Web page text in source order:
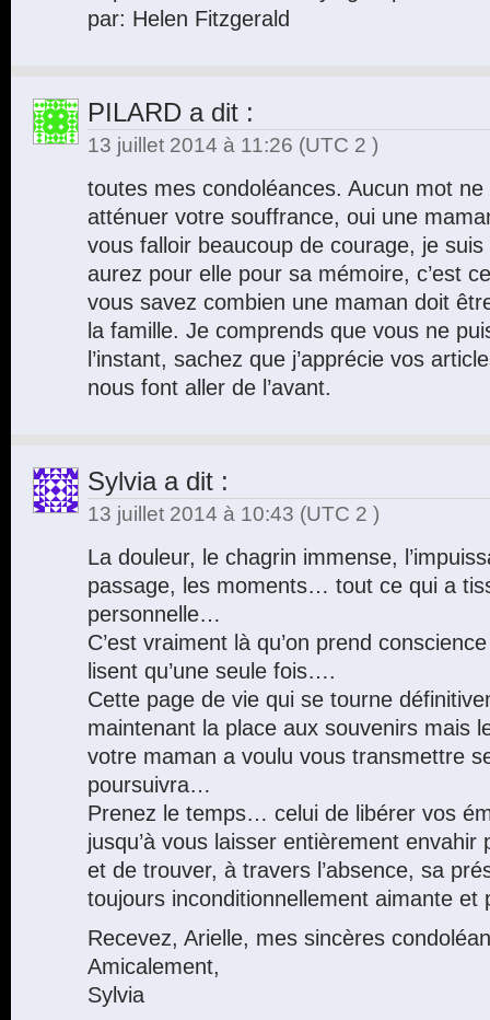
par: Helen Fitzgerald
PILARD a dit :
13 juillet 2014 à 11:26 (UTC 2 )
toutes mes condoléances. Aucun mot
atténuer votre souffrance, oui une
vous falloir beaucoup de courage, je
aurez pour elle pour sa mémoire, c’est
vous savez combien une maman doit
la famille. Je comprends que vous ne
l’instant, sachez que j’apprécie vos
nous font aller de l’avant.
Sylviaa dit :
13 juillet 2014 à 10:43 (UTC 2 )
La douleur, le chagrin immense,
passage, les moments… tout ce qui a
personnelle…
C’est vraiment là qu’on prend
lisent qu’une seule fois….
Cette page de vie qui se tourne
maintenant la place aux souvenirs mais
votre maman a voulu vous transmettre
poursuivra…
Prenez le temps… celui de libérer vos
jusqu’à vous laisser entièrement
et de trouver, à travers l’absence, sa
toujours inconditionnellement aimante
Recevez, Arielle, mes sincères
Amicalement,
Sylvia